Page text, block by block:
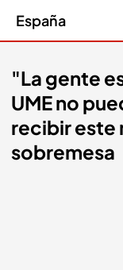
España
"La gente
UME no
recibir este
sobremesa